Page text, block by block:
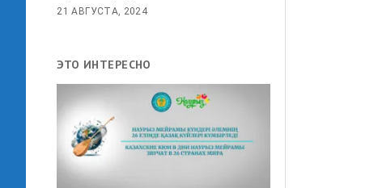
21 АВГУСТА, 2024
ЭТО ИНТЕРЕСНО